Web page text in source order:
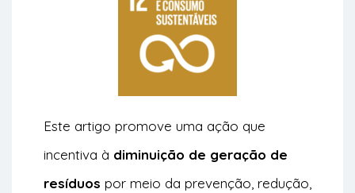
Este artigo promove uma ação que
incentiva à diminuição de geração de
resíduos por meio da prevenção, redução,